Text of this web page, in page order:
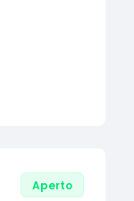
Aperto